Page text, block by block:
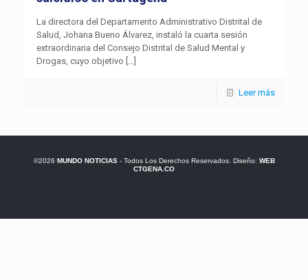
La directora del Departamento Administrativo Distrital de
Salud, Johana Bueno Álvarez, instaló la cuarta sesión
extraordinaria del Consejo Distrital de Salud Mental y
Drogas, cuyo objetivo […]
Leer más
©2026 MUNDO NOTICIAS- Todos Los Derechos Reservados. Diseño: WEB
CTGENA.CO